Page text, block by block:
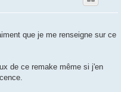
que je me renseigne sur ce
de ce remake même si j'en